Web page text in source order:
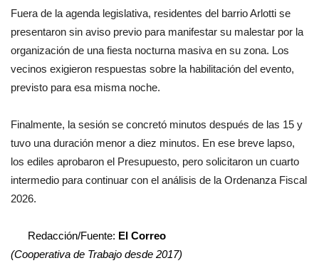
Fuera de la agenda legislativa, residentes del barrio Arlotti se
presentaron sin aviso previo para manifestar su malestar por la
organización de una fiesta nocturna masiva en su zona. Los
vecinos exigieron respuestas sobre la habilitación del evento,
previsto para esa misma noche.
Finalmente, la sesión se concretó minutos después de las 15 y
tuvo una duración menor a diez minutos. En ese breve lapso,
los ediles aprobaron el Presupuesto, pero solicitaron un cuarto
intermedio para continuar con el análisis de la Ordenanza Fiscal
2026.
Redacción/Fuente: El Correo
(Cooperativa de Trabajo desde 2017)